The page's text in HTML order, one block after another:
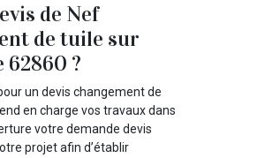
de Nef
de tuile sur
?
un devis changement de
en charge vos travaux dans
votre demande devis
projet afin d’établir